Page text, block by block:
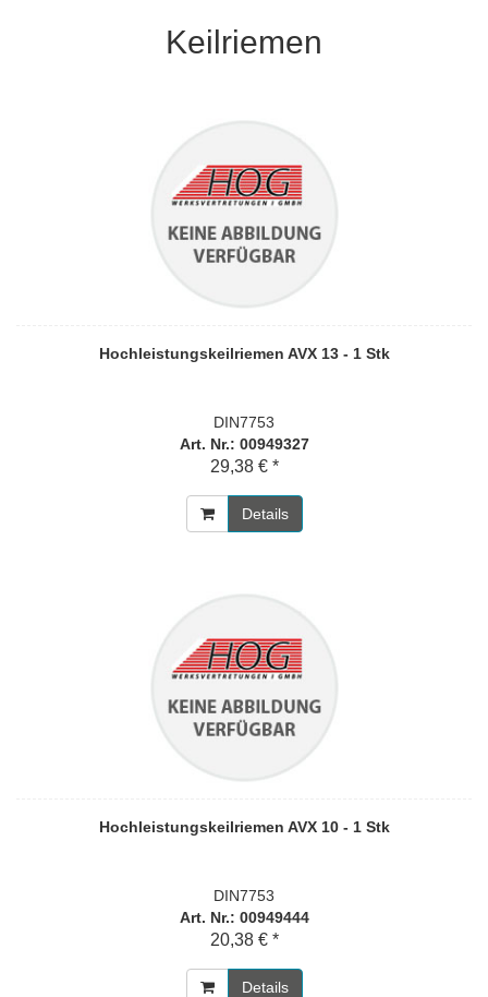
Keilriemen
Hochleistungskeilriemen AVX 13 - 1 Stk
DIN7753
Art. Nr.: 00949327
29,38 € *
Details
Hochleistungskeilriemen AVX 10 - 1 Stk
DIN7753
Art. Nr.: 00949444
20,38 € *
Details